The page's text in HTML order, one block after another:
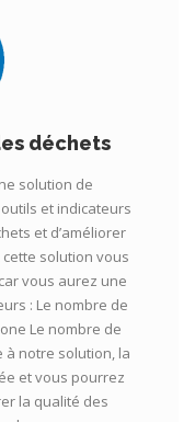
déchets
solution de
et indicateurs
et d’améliorer
solution vous
vous aurez une
: Le nombre de
Le nombre de
à notre solution, la
et vous pourrez
la qualité des